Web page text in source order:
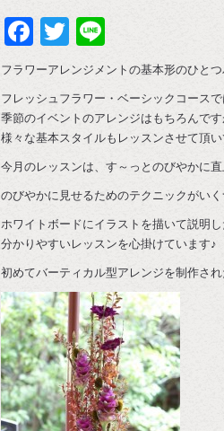
Facebook
Twitter
フラワーアレンジメントの基本形のひとつ
フレッシュフラワー・ベーシックコースで
季節のイベントのアレンジはもちろんです
様々な基本スタイルもレッスンさせて頂い
今月のレッスンは、す～っとのびやかに
のびやかに見せるためのテクニックがいく
ホワイトボードにイラストを描いて説明し
分かりやすいレッスンを心掛けています♪
初めてバーティカル型アレンジを制作され